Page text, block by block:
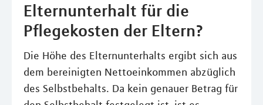
Elternunterhalt für die
Pflegekosten der Eltern?
Die Höhe des Elternunterhalts ergibt sich aus
dem bereinigten Nettoeinkommen abzüglich
des Selbstbehalts. Da kein genauer Betrag für